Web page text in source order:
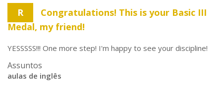
R
Congratulations! This is your Basic III
Medal, my friend!
YESSSSS!!! One more step! I'm happy to see your discipline!
Assuntos
aulas de inglês